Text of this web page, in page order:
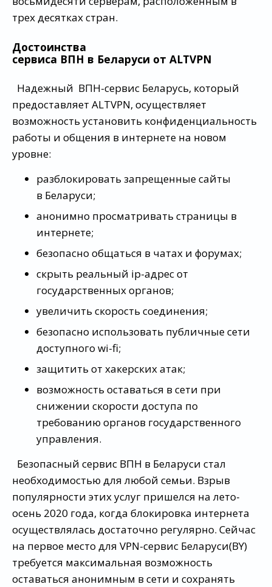
трех десятках стран.
Достоинства
сервиса ВПН в Беларуси от ALTVPN
Надежный ВПН-сервис Беларусь, который
предоставляет ALTVPN, осуществляет
возможность установить конфиденциальность
работы и общения в интернете на новом
уровне:
разблокировать запрещенные сайты
в Беларуси;
анонимно просматривать страницы в
интернете;
безопасно общаться в чатах и форумах;
скрыть реальный ip-адрес от
государственных органов;
увеличить скорость соединения;
безопасно использовать публичные сети
доступного wi-fi;
защитить от хакерских атак;
возможность оставаться в сети при
снижении скорости доступа по
требованию органов государственного
управления.
Безопасный сервис ВПН в Беларуси стал
необходимостью для любой семьи. Взрыв
популярности этих услуг пришелся на лето-
осень 2020 года, когда блокировка интернета
осуществлялась достаточно регулярно. Сейчас
на первое место для VPN-сервис Беларуси(BY)
требуется максимальная возможность
оставаться анонимным в сети и сохранять